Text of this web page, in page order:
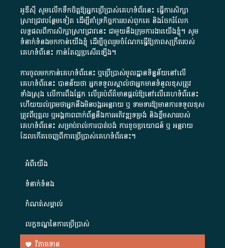
អូឌីស៊ី សូមលើកទឹកចិត្តឱ្យអ្នកប្រើប្រាស់គេហទំព័រនេះ ធ្វើការសិក្សា
ស្រាវជ្រាវបន្ថែមទៀត ដើម្បីគាំទ្រកិច្ចការ​របស់ពួកគេ និងចែករំលែក
លទ្ធផលពីការសិក្សាស្រាវជ្រាវនេះ ជាមួយនឹងក្រុមការងារយើងខ្ញុំ។ សូម
ទំនាក់ទំនងមកកាន់យើងខ្ញុំ ដើម្បីចូលរួមចំណែកធ្វើឱ្យភាពសុក្រឹតរបស់
គេហទំព័នេះ កាន់តែល្អប្រសើរឡើង។
ការចូលមកកាន់គេហទំព័រនេះ ឬប្រើប្រាស់មូលដ្ឋានទិន្នន័យនៅលើ
គេហទំព័រនេះ បានន័យថា អ្នកទទួលស្គាល់ថាអ្នកមានទំនួលខុសត្រូវ
ទាំងស្រុង លើការពឹងផ្អែក លើគ្រប់ព័ត៌មានផ្តល់ឱ្យនៅលើគេហទំព័រនេះ
ហើយយល់ព្រមថាអ្នកនឹងមិនបង្ករអន្តរាយ ឬ ទាមទារ​ឱ្យមានការទទួលខុស​
ត្រូវពីបុគ្គល ឬអង្គភាពពាក់ព័ន្ធនឹងការអភិវឌ្ឍទម្រង់ និងខ្លឹមសាររបស់
គេហទំព័រនេះ សម្រាប់រាល់ការបាត់បង់ ការខូចប្រយោជន៍ ឬ អន្តរាយ
ដែលកើតចេញពីការប្រើប្រាស់គេហទំព័រនេះ។
អំពី​យើង​
ទំនាក់ទំនង
កំណត់សម្គាល់
លក្ខខណ្ឌនៃការប្រើប្រាស់
វិភាគទាន